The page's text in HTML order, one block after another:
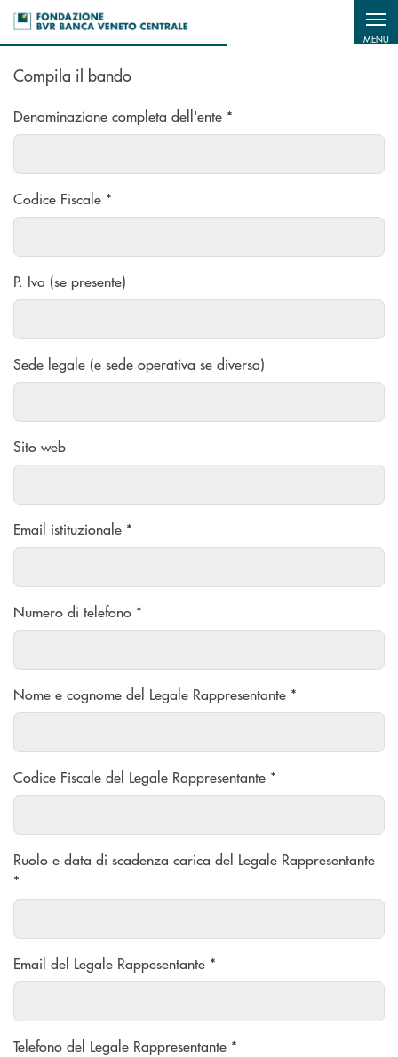
Salta al contenuto principale
MENU
Compila il bando
Denominazione completa dell'ente *
Codice Fiscale *
P. Iva (se presente)
Sede legale (e sede operativa se diversa)
Sito web
Email istituzionale *
Numero di telefono *
Nome e cognome del Legale Rappresentante *
Codice Fiscale del Legale Rappresentante *
Ruolo e data di scadenza carica del Legale Rappresentante
*
Email del Legale Rappesentante *
Telefono del Legale Rappresentante *